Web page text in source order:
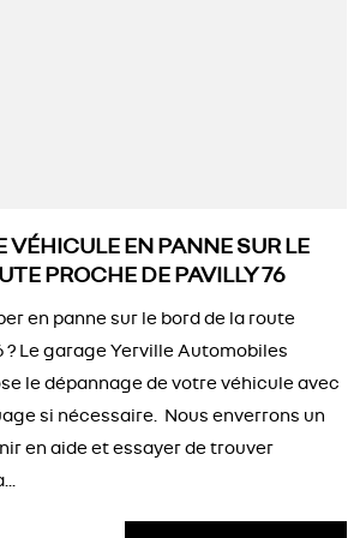
VÉHICULE EN PANNE SUR LE
PROCHE DE PAVILLY 76
en panne sur le bord de la route
? Le garage Yerville Automobiles
le dépannage de votre véhicule avec
si nécessaire. Nous enverrons un
en aide et essayer de trouver